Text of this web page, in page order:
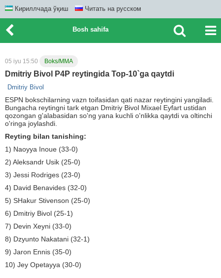
Кириллчада ўқиш Читать на русском
Bosh sahifa
05 iyu 15:50 Boks/MMA
Dmitriy Bivol P4P reytingida Top-10`ga qaytdi
Dmitriy Bivol
ESPN bokschilarning vazn toifasidan qati nazar reytingini yangiladi.
Bungacha reytingni tark etgan Dmitriy Bivol Mixael Eyfart ustidan
qozongan g'alabasidan so'ng yana kuchli o'nlikka qaytdi va oltinchi
o'ringa joylashdi.
Reyting bilan tanishing:
1) Naoyya Inoue (33-0)
2) Aleksandr Usik (25-0)
3) Jessi Rodriges (23-0)
4) David Benavides (32-0)
5) SHakur Stivenson (25-0)
6) Dmitriy Bivol (25-1)
7) Devin Xeyni (33-0)
8) Dzyunto Nakatani (32-1)
9) Jaron Ennis (35-0)
10) Jey Opetayya (30-0)